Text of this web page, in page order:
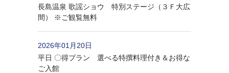
長島温泉 歌謡ショウ 特別ステージ（３Ｆ大広
間） ※ご観覧無料
2026年01月20日
平日 〇得プラン 選べる特撰料理付き＆お得な
ご入館